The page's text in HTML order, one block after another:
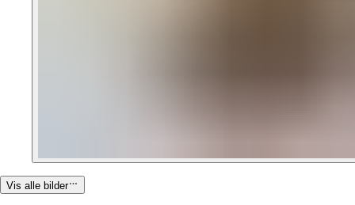
Vis alle bilder